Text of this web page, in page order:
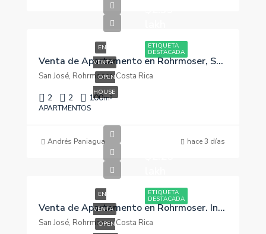
ETIQUETA
DESTACADA
EN
VENTA
OPEN
HOUSE
Venta de Apartamento en Rohrmoser, San José. $239,000
San José, Rohrmoser, Costa Rica
2 2 100m²
APARTMENTOS
Andrés Paniagua hace 3 días
ETIQUETA
DESTACADA
EN
VENTA
OPEN
Venta de Apartamento en Rohrmoser. Inversión en San José
San José, Rohrmoser, Costa Rica